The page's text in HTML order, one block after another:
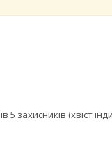
захисників (хвіст